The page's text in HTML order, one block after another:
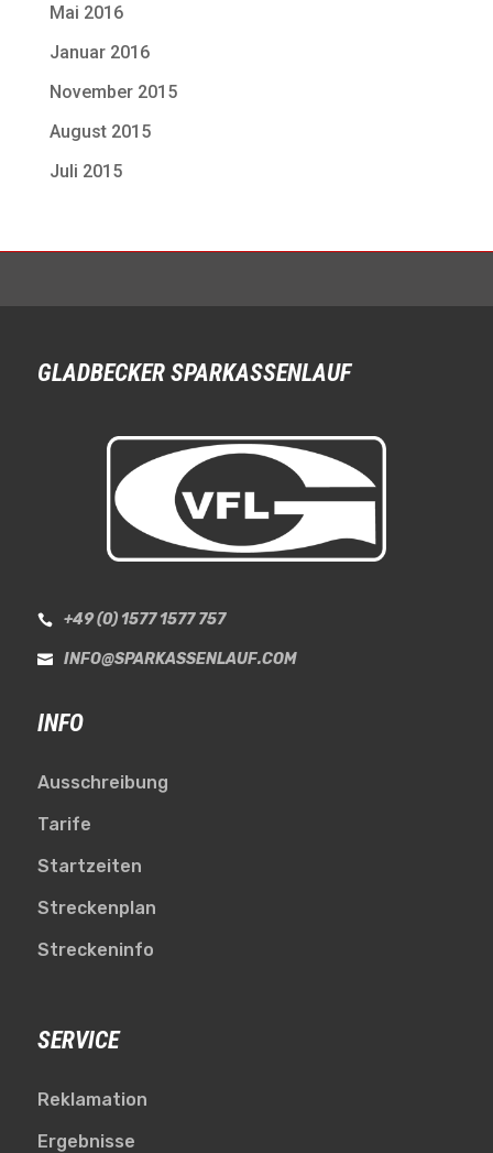
Mai 2016
Januar 2016
November 2015
August 2015
Juli 2015
GLADBECKER SPARKASSENLAUF
 +49 (0) 1577 1577 757
 INFO@SPARKASSENLAUF.COM
INFO
Ausschreibung
Tarife
Startzeiten
Streckenplan
Streckeninfo
SERVICE
Reklamation
Ergebnisse